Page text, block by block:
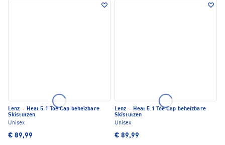
Lenz · Heat 5.1 Toe Cap beheizbare
Skistutzen
Unisex
€ 89,99
Lenz · Heat 5.1 Toe Cap beheizbare
Skistutzen
Unisex
€ 89,99